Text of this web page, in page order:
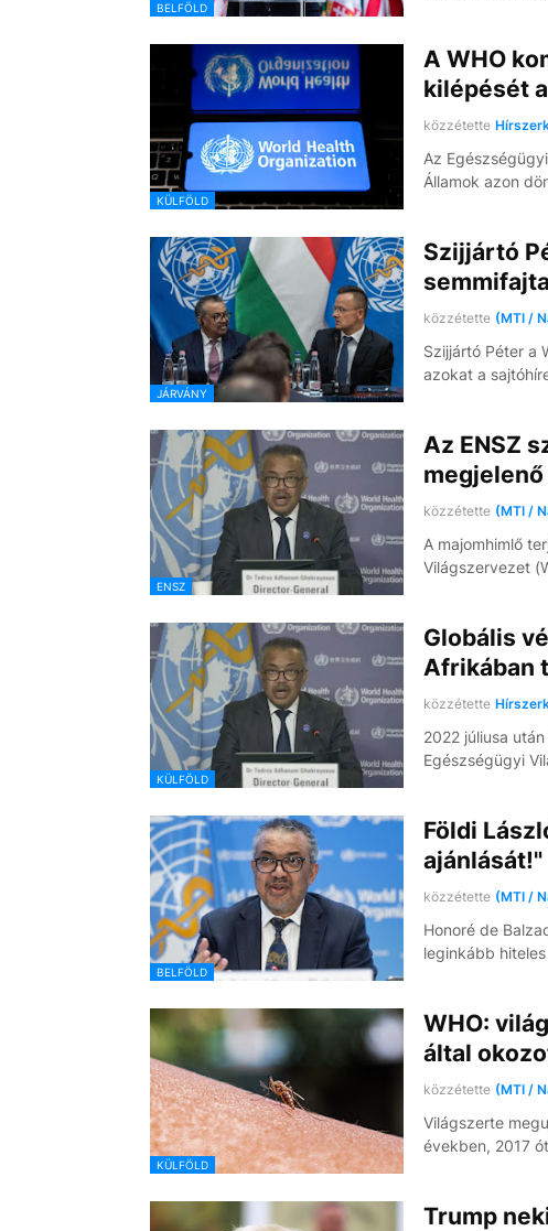
BELFÖLD
KÜLFÖLD
A WHO
kilépését
közzétette
Az
Államok azon
JÁRVÁNY
Szijjártó
közzétette (MTI /
Szijjártó Péter a
azokat a
ENSZ
Az ENSZ
közzétette (MTI /
A majomhimlő
Világszervezet
KÜLFÖLD
Globális
Afrikában
közzétette
2022 júliusa
Egészségügyi
BELFÖLD
Földi
ajánlását!"
közzétette (MTI /
Honoré de
leginkább
KÜLFÖLD
WHO:
által
közzétette (MTI /
Világszerte
években, 2017
Trump